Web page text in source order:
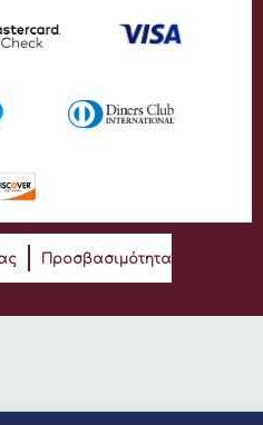
Προσβασιμότητα